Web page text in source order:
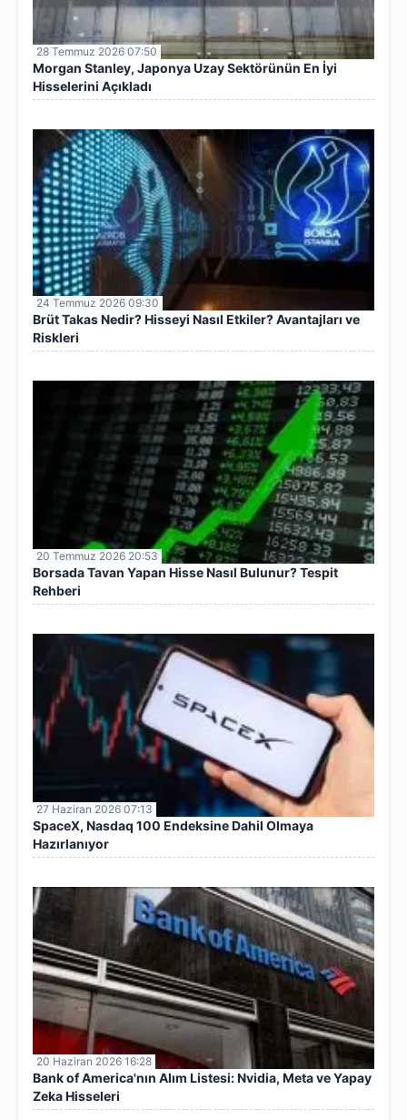
28 Temmuz 2026 07:50
Morgan Stanley, Japonya Uzay Sektörünün En İyi
Hisselerini Açıkladı
24 Temmuz 2026 09:30
Brüt Takas Nedir? Hisseyi Nasıl Etkiler? Avantajları ve
Riskleri
20 Temmuz 2026 20:53
Borsada Tavan Yapan Hisse Nasıl Bulunur? Tespit
Rehberi
27 Haziran 2026 07:13
SpaceX, Nasdaq 100 Endeksine Dahil Olmaya
Hazırlanıyor
20 Haziran 2026 16:28
Bank of America'nın Alım Listesi: Nvidia, Meta ve Yapay
Zeka Hisseleri